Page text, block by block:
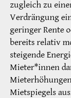
zugleich zu
Verdrängung
geringer Rente
bereits relativ
steigende
Mieter*innen
Mietspiegels